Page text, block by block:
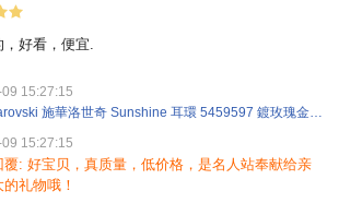
，好看，便宜.
15:27:15
全新 Swarovski 施華洛世奇 Sunshine 耳環 5459597 鍍玫瑰金 白色
15:27:15
覆: 好宝贝，真质量，低价格，是名人站奉献给亲
礼物哦！